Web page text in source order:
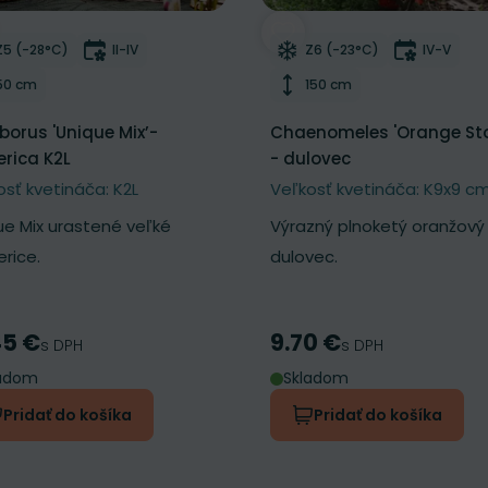
do zoznamu želaní
(-28°C) Doba kvitnutia
II-IV
rastliny
cm
'Unique Mix’-
K2L
kvetináča: K2L
Mix urastené veľké
€s DPH
Pridať do košíka
Odober do zoznamu želaní
Mrazuvzdornosť
Z6 (-23°C) Doba
IV-V
Výška rastliny
150 cm
Chaenomeles 'Orange
- dulovec
Veľkosť kvetináča: K9x9
Výrazný plnoketý oranžový
dulovec.
Cena
9.70 €s DPH
Skladom
Pridať do košíka